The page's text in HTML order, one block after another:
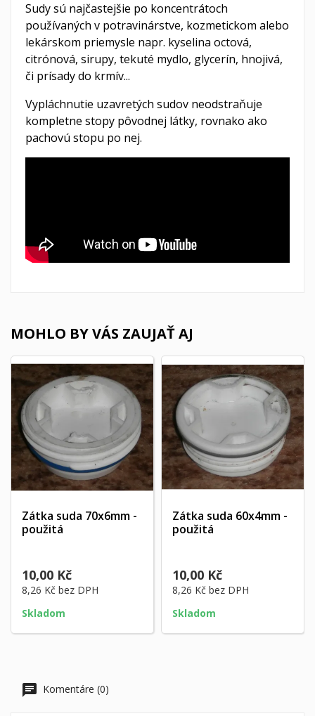
Sudy sú najčastejšie po koncentrátoch
používaných v potravinárstve, kozmetickom alebo
lekárskom priemysle napr. kyselina octová,
citrónová, sirupy, tekuté mydlo, glycerín, hnojivá,
či prísady do krmív...
Vypláchnutie uzavretých sudov neodstraňuje
kompletne stopy pôvodnej látky, rovnako ako
pachovú stopu po nej.
MOHLO BY VÁS ZAUJAŤ AJ
Zátka suda 70x6mm -
použitá
10,00 Kč
8,26 Kč bez DPH
Skladom
Zátka suda 60x4mm -
použitá
10,00 Kč
8,26 Kč bez DPH
Skladom
Komentáre (0)